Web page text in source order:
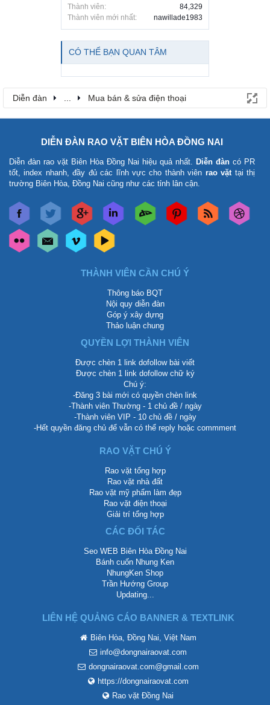
Thành viên:
84,329
Thành viên mới nhất:
nawillade1983
CÓ THỂ BẠN QUAN TÂM
Diễn đàn Mua bán & sửa điện thoại
DIỄN ĐÀN RAO VẶT BIÊN HÒA ĐỒNG NAI
Diễn đàn rao vặt Biên Hòa Đồng Nai hiệu quả nhất. Diễn đàn có PR
tốt, index nhanh, đầy đủ các lĩnh vực cho thành viên rao vặt tại thị
trường Biên Hòa, Đồng Nai cũng như các tỉnh lân cận.
THÀNH VIÊN CẦN CHÚ Ý
Thông báo BQT
Nội quy diễn đàn
Góp ý xây dựng
Thảo luận chung
QUYỀN LỢI THÀNH VIÊN
Được chèn 1 link dofollow bài viết
Được chèn 1 link dofollow chữ ký
Chú ý:
-Đăng 3 bài mới có quyền chèn link
-Thành viên Thường - 1 chủ đề / ngày
-Thành viên VIP - 10 chủ đề / ngày
-Hết quyền đăng chủ để vẫn có thể reply hoặc commment
RAO VẶT CHÚ Ý
Rao vặt tổng hợp
Rao vặt nhà đất
Rao vặt mỹ phẩm làm đẹp
Rao vặt điện thoại
Giải trí tổng hợp
CÁC ĐỐI TÁC
Seo WEB Biên Hòa Đồng Nai
Bánh cuốn Nhung Ken
NhungKen Shop
Trần Hướng Group
Updating...
LIÊN HỆ QUẢNG CÁO BANNER & TEXTLINK
Biên Hòa, Đồng Nai, Việt Nam
info@dongnairaovat.com
dongnairaovat.com@gmail.com
https://dongnairaovat.com
Rao vặt Đồng Nai